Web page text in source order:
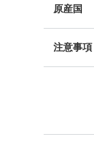
原産国
注意事項